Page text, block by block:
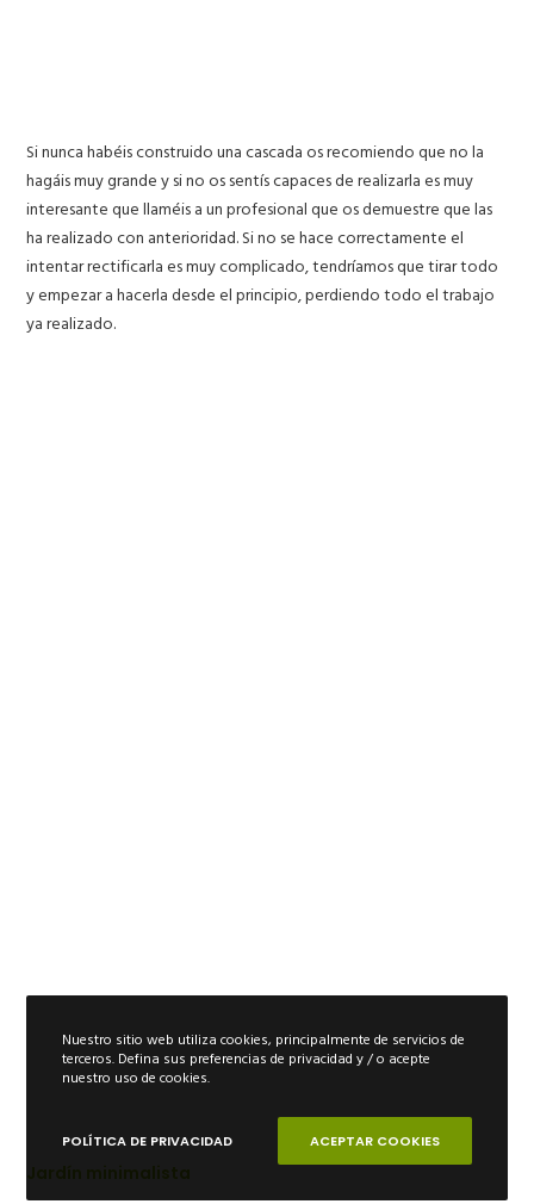
Si nunca habéis construido una cascada os recomiendo que no la
hagáis muy grande y si no os sentís capaces de realizarla es muy
interesante que llaméis a un profesional que os demuestre que las
ha realizado con anterioridad. Si no se hace correctamente el
intentar rectificarla es muy complicado, tendríamos que tirar todo
y empezar a hacerla desde el principio, perdiendo todo el trabajo
ya realizado.
Jardín minimalista
Nuestro sitio web utiliza cookies, principalmente de servicios de
terceros. Defina sus preferencias de privacidad y / o acepte
nuestro uso de cookies.
POLÍTICA DE PRIVACIDAD ACEPTAR COOKIES